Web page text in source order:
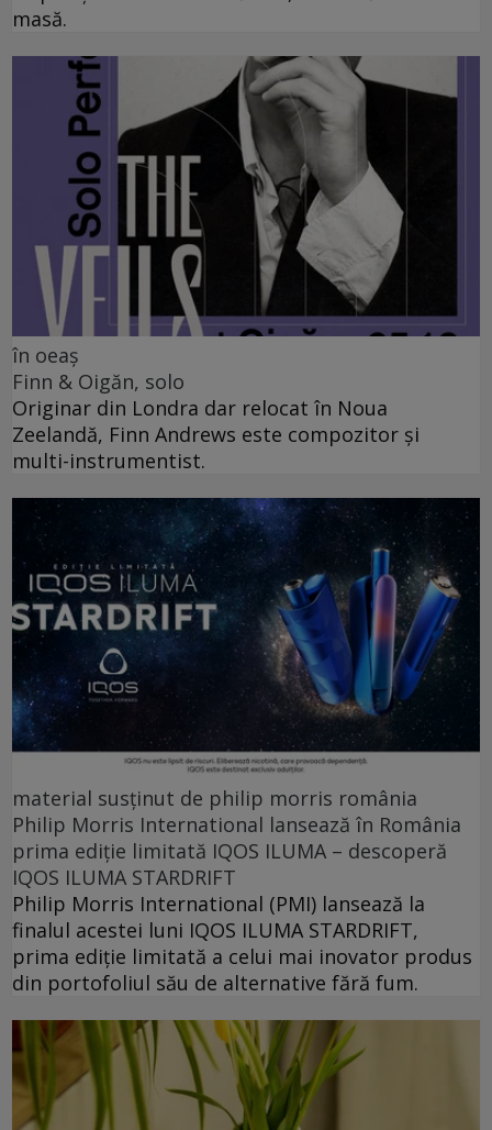
masă.
în oeaș
Finn & Oigăn, solo
Originar din Londra dar relocat în Noua
Zeelandă, Finn Andrews este compozitor și
multi-instrumentist.
material susținut de philip morris românia
Philip Morris International lansează în România
prima ediție limitată IQOS ILUMA – descoperă
IQOS ILUMA STARDRIFT
Philip Morris International (PMI) lansează la
finalul acestei luni IQOS ILUMA STARDRIFT,
prima ediție limitată a celui mai inovator produs
din portofoliul său de alternative fără fum.